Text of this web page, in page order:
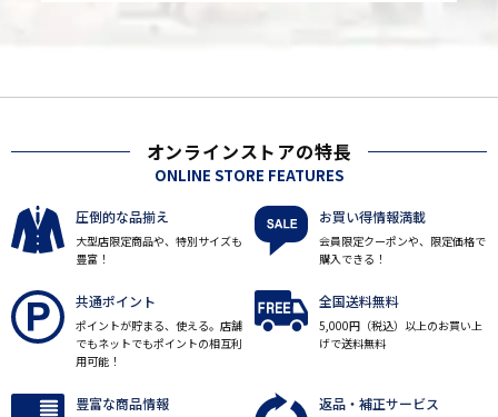
オンラインストアの特長
ONLINE STORE FEATURES
圧倒的な品揃え
大型店限定商品や、特別サイズも
豊富！
お買い得情報満載
会員限定クーポンや、限定価格で
購入できる！
共通ポイント
ポイントが貯まる、使える。店舗
でもネットでもポイントの相互利
用可能！
全国送料無料
5,000円（税込）以上のお買い上
げで送料無料
豊富な商品情報 返品・補正サービス